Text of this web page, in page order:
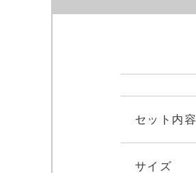
セット内容
サイズ